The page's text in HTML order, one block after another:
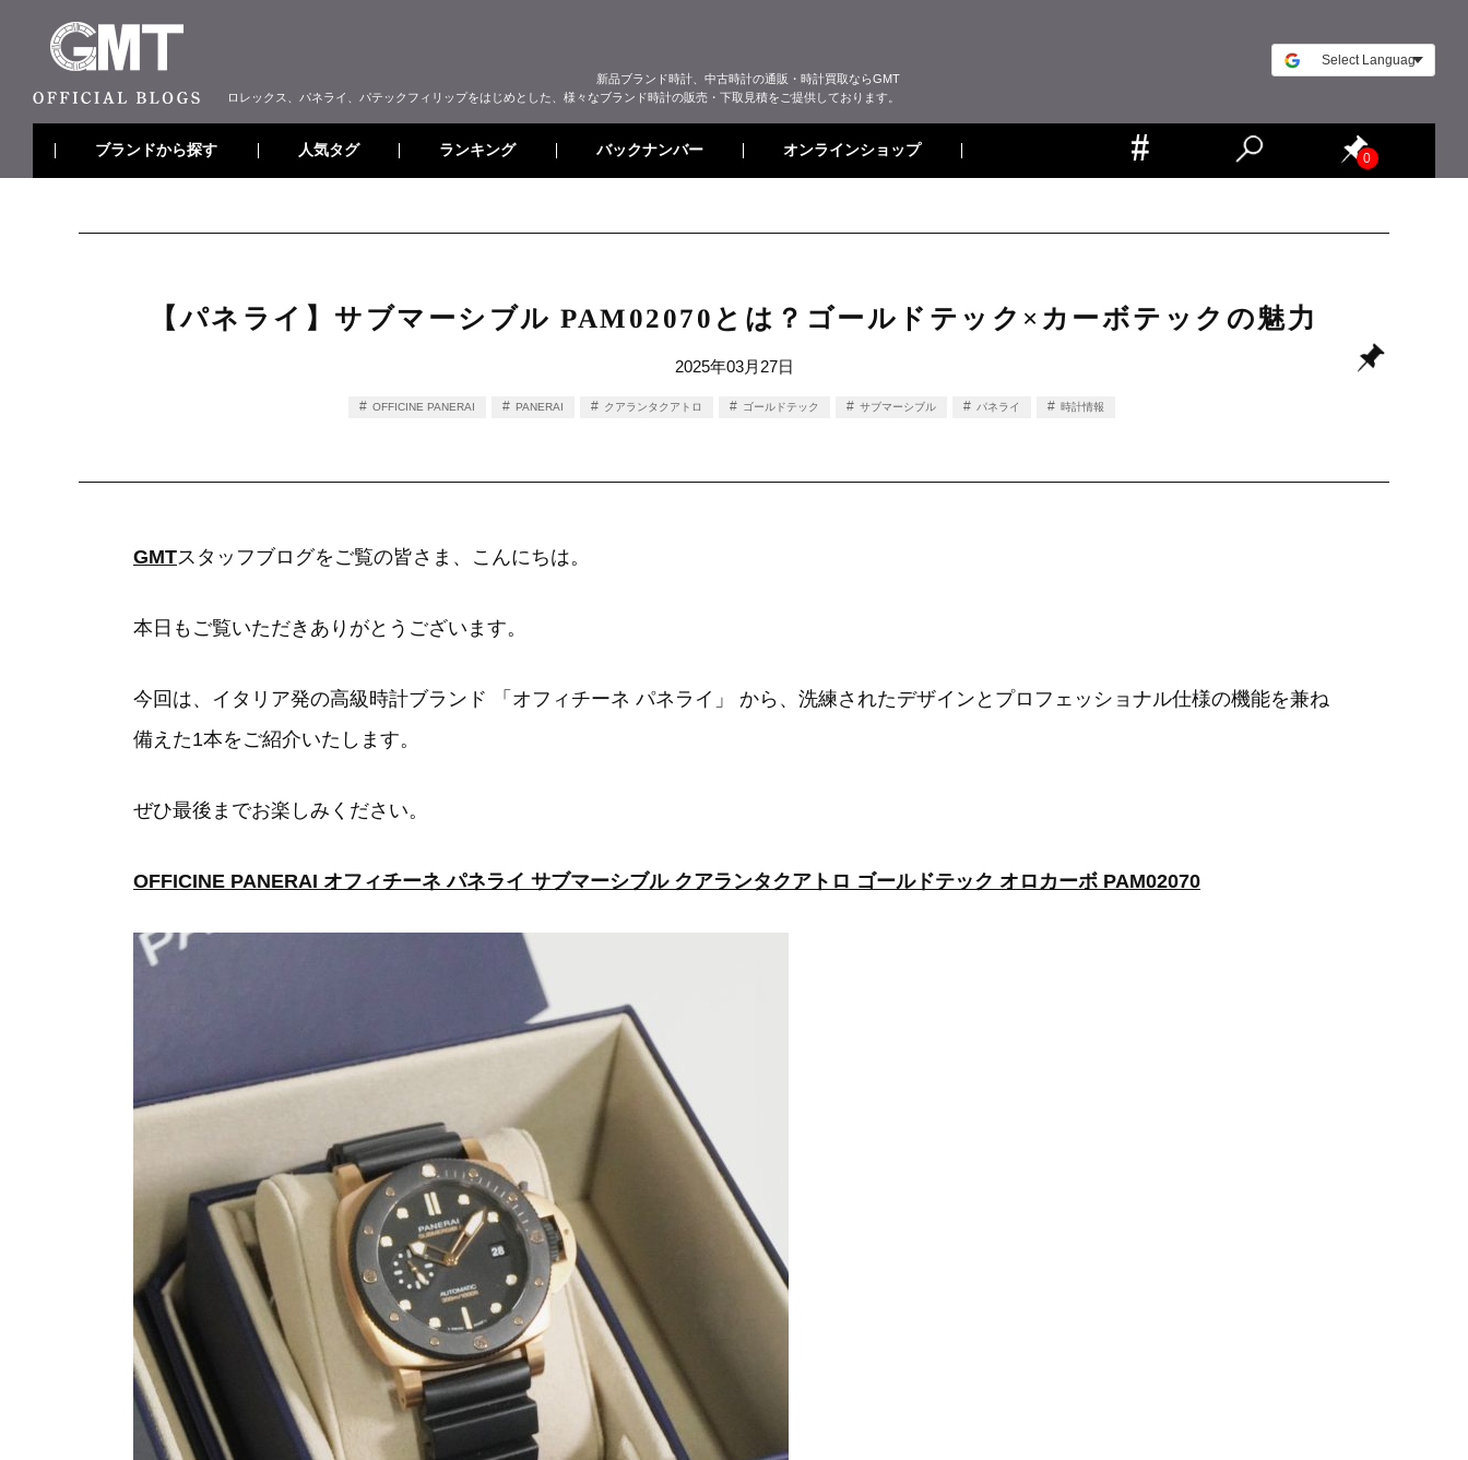
新品ブランド時計、中古時計の通販・時計買取ならGMT
ロレックス、パネライ、パテックフィリップをはじめとした、様々なブランド時計の販売・下取見積をご提供しております。
ブランドから探す 人気タグ ランキング バックナンバー オンラインショップ 0
【パネライ】サブマーシブル PAM02070とは？ゴールドテック×カーボテックの魅力
2025年03月27日
OFFICINE PANERAI PANERAI クアランタクアトロ ゴールドテック サブマーシブル パネライ 時計情報
GMTスタッフブログをご覧の皆さま、こんにちは。
本日もご覧いただきありがとうございます。
今回は、イタリア発の高級時計ブランド 「オフィチーネ パネライ」 から、洗練されたデザインとプロフェッショナル仕様の機能を兼ね
備えた1本をご紹介いたします。
ぜひ最後までお楽しみください。
OFFICINE PANERAI オフィチーネ パネライ サブマーシブル クアランタクアトロ ゴールドテック オロカーボ PAM02070